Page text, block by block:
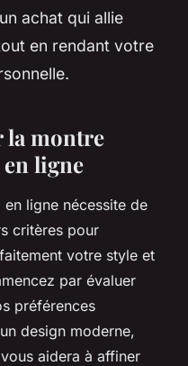
achat qui allie
en rendant votre
la montre
ligne
en ligne nécessite de
critères pour
votre style et
par évaluer
préférences
design moderne,
aidera à affiner